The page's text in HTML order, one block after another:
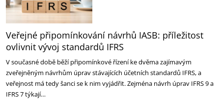
Veřejné připomínkování návrhů IASB: příležitost
ovlivnit vývoj standardů IFRS
V současné době běží připomínkové řízení ke dvěma zajímavým
zveřejněným návrhům úprav stávajících účetních standardů IFRS, a
veřejnost má tedy šanci se k nim vyjádřit. Zejména návrh úprav IFRS 9 a
IFRS 7 týkají…